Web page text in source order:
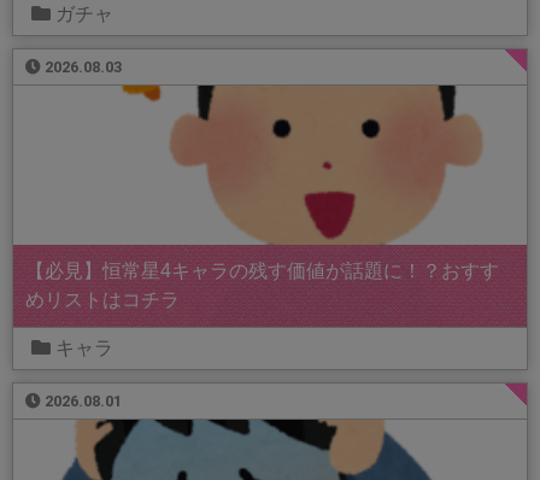
ガチャ
2026.08.03
【必見】恒常星4キャラの残す価値が話題に！？おすす
めリストはコチラ
キャラ
2026.08.01